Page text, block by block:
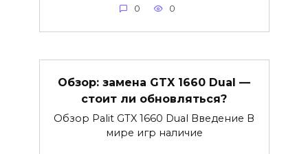
0 0
Обзор: замена GTX 1660 Dual —
стоит ли обновляться?
Обзор Palit GTX 1660 Dual Введение В
мире игр наличие